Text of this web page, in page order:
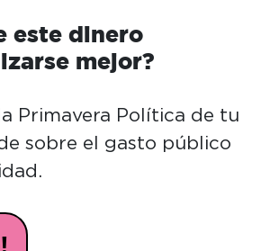
este dinero
mejor?
Primavera Política de tu
sobre el gasto público